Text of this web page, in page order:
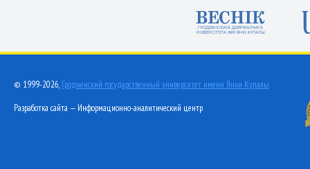
© 1999-2026, Гродненский государственный университет имени Янки Купалы
Разработка сайта — Информационно-аналитический центр